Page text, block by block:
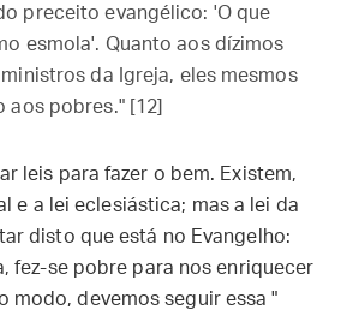
preceito evangélico: 'O que
esmola'. Quanto aos dízimos
da Igreja, eles mesmos
aos pobres." [12]
leis para fazer o bem. Existem,
e a lei eclesiástica; mas a lei da
disto que está no Evangelho:
fez-se pobre para nos enriquecer
modo, devemos seguir essa "